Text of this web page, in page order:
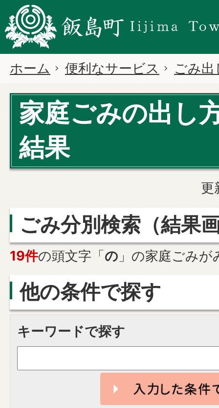
ホーム 便利なサービス ごみ出
家庭ごみの出し
結果
更
ごみ分別検索 （結果
19件の頭文字「の 」の家庭ごみが
他の条件で探す
キーワードで探す